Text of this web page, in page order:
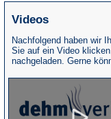
Videos
Nachfolgend haben wir
Sie auf ein Video
nachgeladen. Gerne